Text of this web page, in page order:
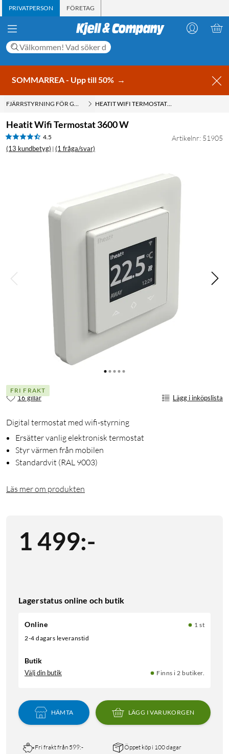
PRIVATPERSON FÖRETAG
SOMMARREA - Upp till 50% →
FJÄRRSTYRNING FÖR GOLVVÄRME HEATIT WIFI TERMOSTAT 3600 W
Heatit Wifi Termostat 3600 W
4.5
(13 kundbetyg) | (1 fråga/svar)
Artikelnr: 51905
FRI FRAKT
16 gillar Lägg i inköpslista
Digital termostat med wifi-styrning
Ersätter vanlig elektronisk termostat
Styr värmen från mobilen
Standardvit (RAL 9003)
Läs mer om produkten
1 499:-
Lagerstatus online och butik
Online
1 st
2-4 dagars leveranstid
Butik
Välj din butik Finns i 2 butiker.
HÄMTA LÄGG I VARUKORGEN
Fri frakt från 599:- Öppet köp i 100 dagar